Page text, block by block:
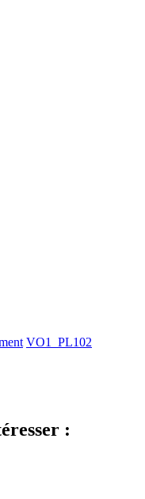
VO1_PL102
: